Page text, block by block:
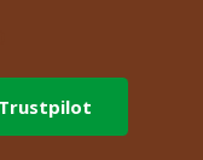
Trustpilot